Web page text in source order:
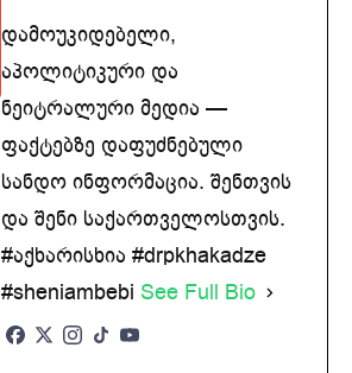
დამოუკიდებელი,
აპოლიტიკური და
ნეიტრალური მედია —
ფაქტებზე დაფუძნებული
სანდო ინფორმაცია. შენთვის
და შენი საქართველოსთვის.
#აქხარისხია #drpkhakadze
#sheniambebi See Full Bio